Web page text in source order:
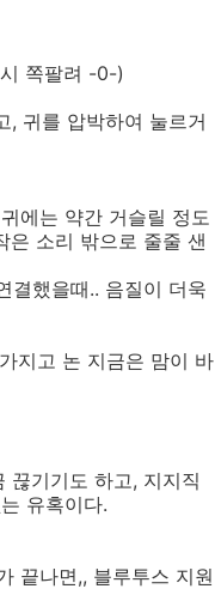
쪽팔려 -0-)
, 귀를 압박하여 눌르거
에는 약간 거슬릴 정도
은 소리 밖으로 줄줄 샌
결했을때.. 음질이 더욱
지고 논 지금은 맘이 바
끊기기도 하고, 지지직
유혹이다.
끝나면,, 블루투스 지원